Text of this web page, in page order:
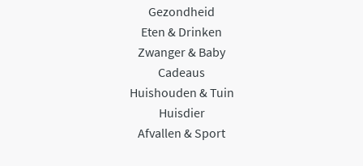
Gezondheid
Eten & Drinken
Zwanger & Baby
Cadeaus
Huishouden & Tuin
Huisdier
Afvallen & Sport